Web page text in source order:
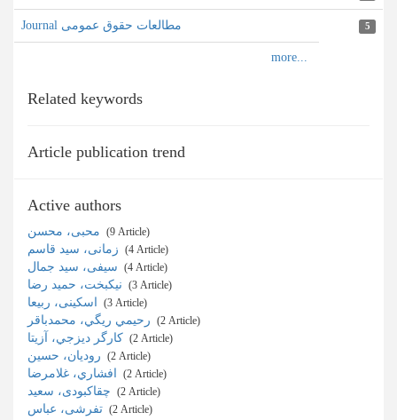
Journal مطالعات حقوق عمومی 5
Related keywords
Article publication trend
Active authors
‎ (9 Article)
‎ (4 Article)
‎ (4 Article)
‎ (3 Article)
‎ (3 Article)
‎ (2 Article)
‎ (2 Article)
‎ (2 Article)
‎ (2 Article)
‎ (2 Article)
‎ (2 Article)